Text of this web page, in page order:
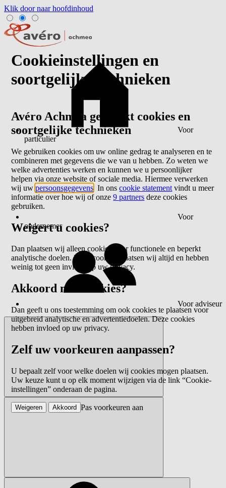
Klik door naar hoofdinhoud
Voor
particulier
Voor
ondernemer
Voor adviseur
Cookieinstellingen en
soortgelijke technieken
Avéro Achmea gebruikt cookies en
soortgelijke technieken
We gebruiken cookies om uw online gedrag te analyseren en te
combineren met gegevens die we van u hebben. Zo weten we
welke advertenties werken en kunnen we u persoonlijker
helpen via onze website of sociale media. Hiermee verwerken
wij uwpersoonsgegevens . In onscookie statement vindt u meer
informatie over hoe wij of onze9 partners deze cookies
gebruiken.
Weigert u cookies?
Dan plaatsen wij alleen cookies voor functionele en beperkt
analytische doelen. Deze cookies plaatsen wij altijd en hebben
weinig tot geen invloed op uw privacy.
Akkoord met cookies?
Dan geeft u ons toestemming om ook cookies te plaatsen voor
uitgebreid analytische en advertentiedoelen. Deze cookies
hebben invloed op uw privacy.
Zelf uw voorkeuren aanpassen?
U bepaalt zelf voor welke doelen wij cookies mogen plaatsen.
Uw keuze kunt u op elk moment wijzigen via de link “Cookie-
instellingen” onderaan de pagina.
Pas voorkeuren aan
Weigeren Akkoord